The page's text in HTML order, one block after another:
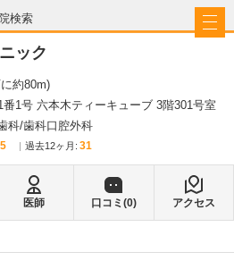
検索
ック
約80m)
1号 六本木ティーキューブ 3階301号室
科 歯科口腔外科
5 過去12ヶ月: 31
医師 口コミ(0) アクセス